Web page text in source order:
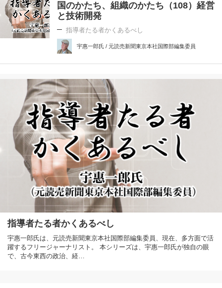
国のかたち、組織のかたち（108）経営
と技術開発
指導者たる者かくあるべし
宇惠一郎氏 / 元読売新聞東京本社国際部編集委員
指導者たる者かくあるべし
宇惠一郎氏は、元読売新聞東京本社国際部編集委員、現在、多方面で活
躍するフリージャーナリスト。 本シリーズは、宇惠一郎氏が独自の眼
で、古今東西の政治、経…